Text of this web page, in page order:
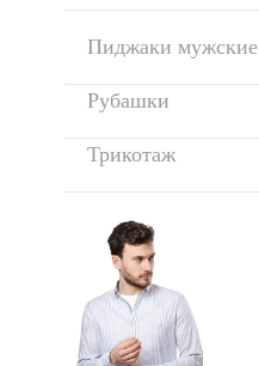
Пиджаки мужские
Рубашки
Трикотаж